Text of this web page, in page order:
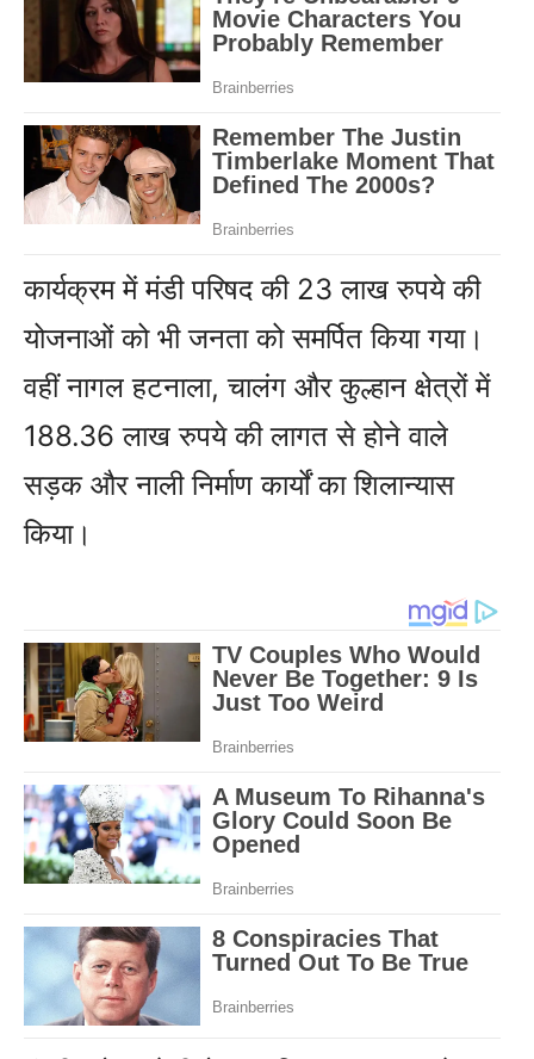
कार्यक्रम में मंडी परिषद की 23 लाख रुपये की
योजनाओं को भी जनता को समर्पित किया गया।
वहीं नागल हटनाला, चालंग और कुल्हान क्षेत्रों में
188.36 लाख रुपये की लागत से होने वाले
सड़क और नाली निर्माण कार्यों का शिलान्यास
किया।